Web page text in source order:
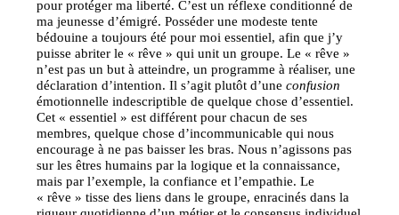
pour protéger ma liberté. C’est un réflexe conditionné de
ma jeunesse d’émigré. Posséder une modeste tente
bédouine a toujours été pour moi essentiel, afin que j’y
puisse abriter le « rêve » qui unit un groupe. Le « rêve »
n’est pas un but à atteindre, un programme à réaliser, une
déclaration d’intention. Il s’agit plutôt d’uneconfusion
émotionnelle indescriptible de quelque chose d’essentiel.
Cet « essentiel » est différent pour chacun de ses
membres, quelque chose d’incommunicable qui nous
encourage à ne pas baisser les bras. Nous n’agissons pas
sur les êtres humains par la logique et la connaissance,
mais par l’exemple, la confiance et l’empathie. Le
« rêve » tisse des liens dans le groupe, enracinés dans la